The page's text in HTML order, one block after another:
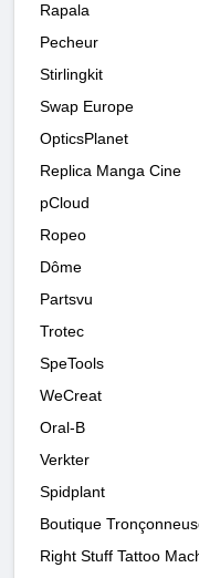
Rapala
Pecheur
Stirlingkit
Swap Europe
OpticsPlanet
Replica Manga Cine
pCloud
Ropeo
Dôme
Partsvu
Trotec
SpeTools
WeCreat
Oral-B
Verkter
Spidplant
Boutique
Right Stuff Tattoo